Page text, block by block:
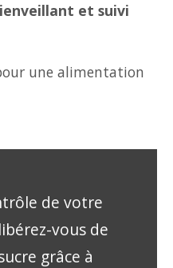
et suivi
une alimentation
de votre
vous de
grâce à